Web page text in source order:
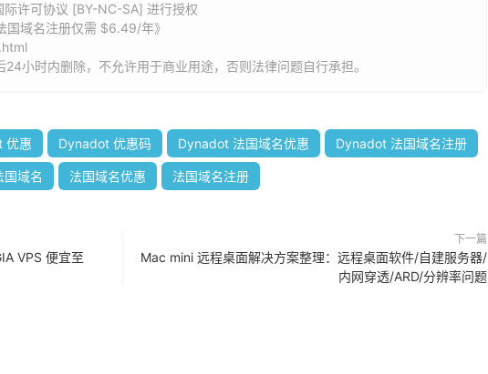
许可协议 [BY-NC-SA] 进行授权
国域名注册仅需 $6.49/年》
小时内删除，不允许用于商业用途，否则法律问题自行承担。
优惠 Dynadot 优惠码 Dynadot 法国域名优惠 Dynadot 法国域名注册
国域名 法国域名优惠 法国域名注册
VPS 便宜至
下一篇
Mac mini 远程桌面解决方案整理：远程桌面软件/自建服务器/
内网穿透/ARD/分辨率问题